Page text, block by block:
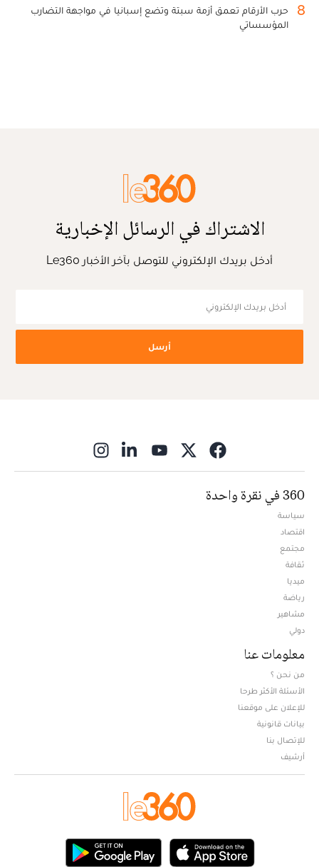
8
حرب الأرقام تعمق أزمة سبتة وتضع إسبانيا في مواجهة التضارب
المؤسساتي
الاشتراك في الرسائل الإخبارية
أدخل بريدك الإلكتروني للتوصل بآخر الأخبار Le360
أرسل
360 في نقرة واحدة
سياسة
اقتصاد
مجتمع
ثقافة
ميديا
رياضة
مشاهير
دولي
معلومات عنا
من نحن ؟
الأسئلة الأكثر طرحا
للإعلان على موقعنا
بيانات قانونية
للإتصال بنا
أرشيف